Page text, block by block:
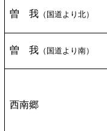
曽 我（国道より北）
曽 我（国道より南）
西南郷